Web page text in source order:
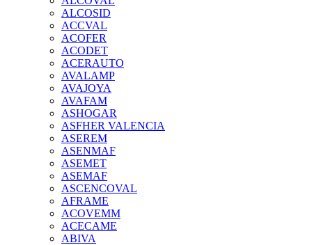
ALCOSID
ACCVAL
ACOFER
ACODET
ACERAUTO
AVALAMP
AVAJOYA
AVAFAM
ASHOGAR
ASFHER VALENCIA
ASEREM
ASENMAF
ASEMET
ASEMAF
ASCENCOVAL
AFRAME
ACOVEMM
ACECAME
ABIVA